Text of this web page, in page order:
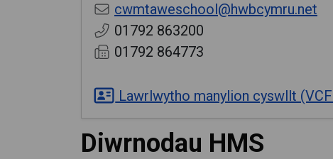
cwmtaweschool@hwbcymru.net
01792 863200
01792 864773
Lawrlwytho manylion cyswllt
Diwrnodau HMS